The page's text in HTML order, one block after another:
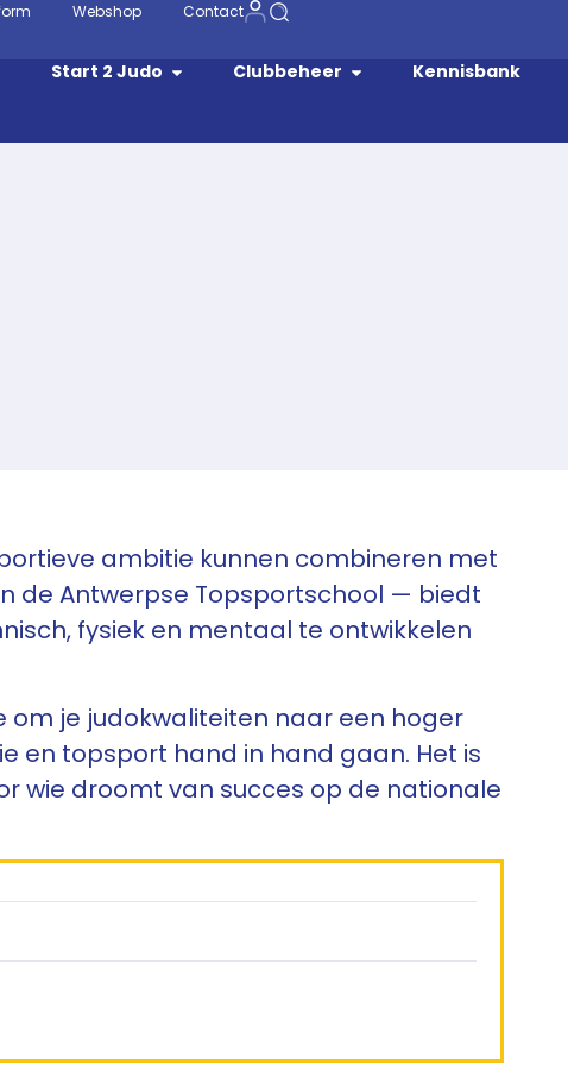
Webshop Contact
Start 2 Judo Clubbeheer Kennisbank
ambitie kunnen combineren met
de Antwerpse Topsportschool — biedt
fysiek en mentaal te ontwikkelen
je judokwaliteiten naar een hoger
en topsport hand in hand gaan. Het is
wie droomt van succes op de nationale